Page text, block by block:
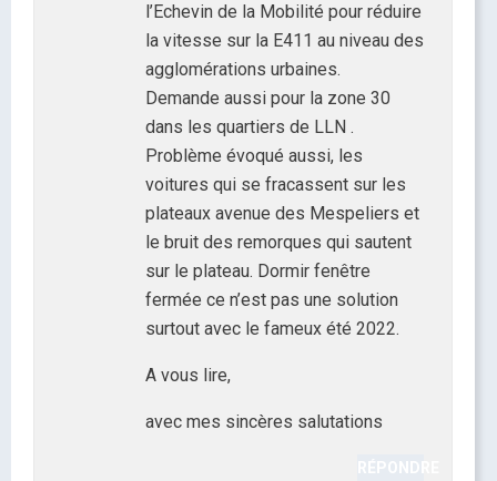
l’Echevin de la Mobilité pour réduire
la vitesse sur la E411 au niveau des
agglomérations urbaines.
Demande aussi pour la zone 30
dans les quartiers de LLN .
Problème évoqué aussi, les
voitures qui se fracassent sur les
plateaux avenue des Mespeliers et
le bruit des remorques qui sautent
sur le plateau. Dormir fenêtre
fermée ce n’est pas une solution
surtout avec le fameux été 2022.
A vous lire,
avec mes sincères salutations
RÉPONDRE